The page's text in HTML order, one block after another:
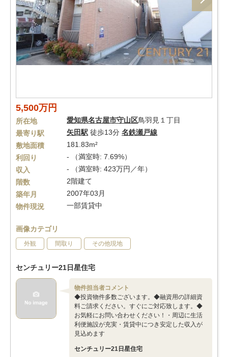
5,500万円
所在地 愛知県名古屋市守山区鳥羽見１丁目
最寄り駅
矢田駅 徒歩13分 名鉄瀬戸線
敷地面積
181.83m²
利回り
- （満室時: 7.69%）
収入
- （満室時: 423万円／年）
階数
2階建て
築年月
2007年03月
物件現況
一部賃貸中
画像カテゴリ
外観 間取り その他現地
センチュリー21日星住宅
物件担当者コメント
◆投資物件多数ございます。◆融資用の詳細資
料ご請求ください。すぐにご対応致します。◆
お気軽にお問い合わせください！・周辺に生活
利便施設が充実・賃貸中につき安定した収入が
見込めます
センチュリー21日星住宅